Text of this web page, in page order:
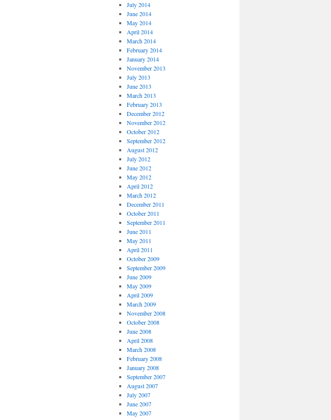
July 2014
June 2014
May 2014
April 2014
March 2014
February 2014
January 2014
November 2013
July 2013
June 2013
March 2013
February 2013
December 2012
November 2012
October 2012
September 2012
August 2012
July 2012
June 2012
May 2012
April 2012
March 2012
December 2011
October 2011
September 2011
June 2011
May 2011
April 2011
October 2009
September 2009
June 2009
May 2009
April 2009
March 2009
November 2008
October 2008
June 2008
April 2008
March 2008
February 2008
January 2008
September 2007
August 2007
July 2007
June 2007
May 2007